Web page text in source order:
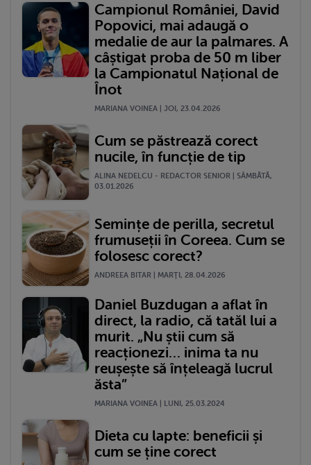
Campionul României, David
Popovici, mai adaugă o
medalie de aur la palmares. A
câștigat proba de 50 m liber
la Campionatul Național de
Înot
MARIANA VOINEA | JOI, 23.04.2026
Cum se păstrează corect
nucile, în funcție de tip
ALINA NEDELCU - REDACTOR SENIOR | SÂMBĂTĂ,
03.01.2026
Semințe de perilla, secretul
frumuseții în Coreea. Cum se
folosesc corect?
ANDREEA BITAR | MARŢI, 28.04.2026
Daniel Buzdugan a aflat în
direct, la radio, că tatăl lui a
murit. „Nu știi cum să
reacționezi… inima ta nu
reușește să înțeleagă lucrul
ăsta”
MARIANA VOINEA | LUNI, 25.03.2024
Dieta cu lapte: beneficii și
cum se ține corect